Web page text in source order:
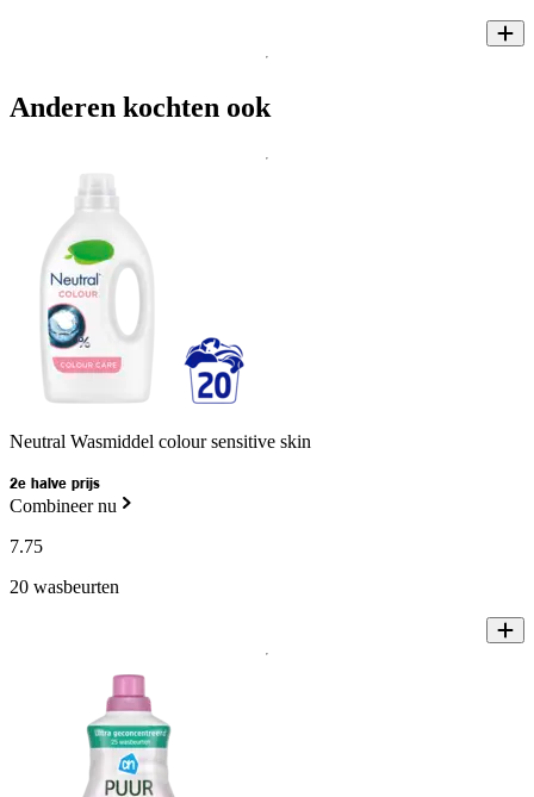
Anderen kochten ook
Neutral Wasmiddel colour sensitive skin
2e halve prijs
Combineer nu
7.75
20 wasbeurten